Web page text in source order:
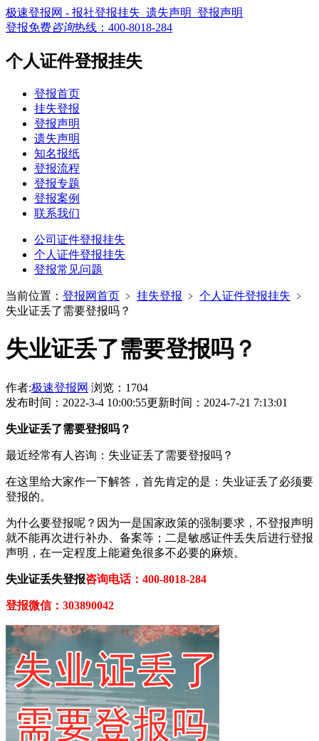
极速登报网 - 报社登报挂失_遗失声明_登报声明
登报免费咨询热线： 400-8018-284
个人证件登报挂失
登报首页
挂失登报
登报声明
遗失声明
知名报纸
登报流程
登报专题
登报案例
联系我们
公司证件登报挂失
个人证件登报挂失
登报常见问题
当前位置： 登报网首页 ﹥ 挂失登报 ﹥ 个人证件登报挂失 ﹥
失业证丢了需要登报吗？
失业证丢了需要登报吗？
作者:极速登报网 浏览：1704
发布时间：2022-3-4 10:00:55更新时间：2024-7-21 7:13:01
失业证丢了需要登报吗？
最近经常有人咨询：失业证丢了需要登报吗？
在这里给大家作一下解答，首先肯定的是：失业证丢了必须要
登报的。
为什么要登报呢？因为一是国家政策的强制要求，不登报声明
就不能再次进行补办、备案等；二是敏感证件丢失后进行登报
声明，在一定程度上能避免很多不必要的麻烦。
失业证丢失登报咨询电话：400-8018-284
登报微信：303890042